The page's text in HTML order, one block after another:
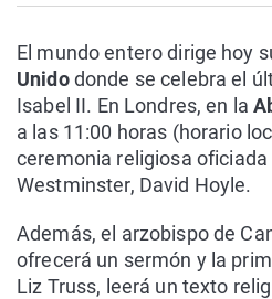
El mundo entero dirige hoy
Unidodonde se celebra el
Isabel II. En Londres, en la
a las 11:00 horas (horario
ceremonia religiosa oficiada
Westminster, David Hoyle.
Además, el arzobispo de
ofrecerá un sermón y la
Liz Truss, leerá un texto